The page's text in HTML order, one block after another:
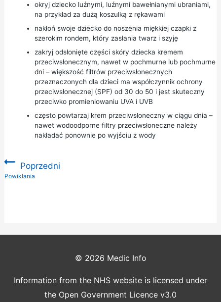
okryj dziecko luźnymi, luźnymi bawełnianymi ubraniami,
na przykład za dużą koszulką z rękawami
nakłoń swoje dziecko do noszenia miękkiej czapki z
szerokim rondem, który zasłania twarz i szyję
zakryj odsłonięte części skóry dziecka kremem
przeciwsłonecznym, nawet w pochmurne lub pochmurne
dni – większość filtrów przeciwsłonecznych
przeznaczonych dla dzieci ma współczynnik ochrony
przeciwsłonecznej (SPF) od 30 do 50 i jest skuteczny
przeciwko promieniowaniu UVA i UVB
często powtarzaj krem przeciwsłoneczny w ciągu dnia –
nawet wodoodporne filtry przeciwsłoneczne należy
nakładać ponownie po wyjściu z wody
Poprzedni
:Powikłania
© 2026 Medic Info
Information from the NHS website is licensed under
the Open Government Licence v3.0